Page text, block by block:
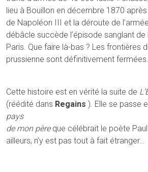
lieu à Bouillon en décembre 1870
de Napoléon III et la déroute de
débâcle succède l’épisode sanglant
Paris. Que faire là-bas ? Les frontières
prussienne sont définitivement
Cette histoire est en vérité la suite de
(réédité dans Regains ). Elle se passe
pays
de mon pèreque célébrait le poète Paul
ailleurs, n’y est pas tout à fait étranger…